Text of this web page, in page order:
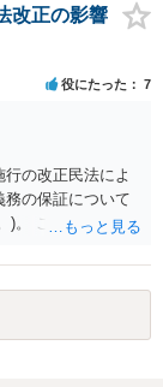
、そのあたりも含
せた方がよいと思
ということであ
のほうで書面提
改正の影響
役にたった 7
の改正民法によ
務の保証について
)。 この書式にサ